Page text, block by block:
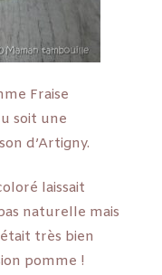
Fraise
soit une
d’Artigny.
laissait
naturelle mais
très bien
pomme !